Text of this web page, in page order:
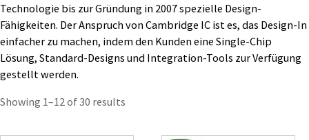
Technologie bis zur Gründung in 2007 spezielle Design-
Fähigkeiten. Der Anspruch von Cambridge IC ist es, das Design-In
einfacher zu machen, indem den Kunden eine Single-Chip
Lösung, Standard-Designs und Integration-Tools zur Verfügung
gestellt werden.
Showing 1–12 of 30 results